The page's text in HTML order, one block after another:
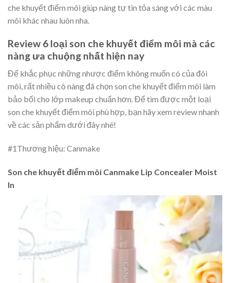
che khuyết điểm môi giúp nàng tự tin tỏa sáng với các màu
môi khác nhau luôn nha.
Review 6 loại son che khuyết điểm môi mà các
nàng ưa chuộng nhất hiện nay
Để khắc phục những nhược điểm không muốn có của đôi
môi, rất nhiều cô nàng đã chọn son che khuyết điểm môi làm
bảo bối cho lớp makeup chuẩn hơn. Để tìm được một loại
son che khuyết điểm môi phù hợp, bạn hãy xem review nhanh
về các sản phẩm dưới đây nhé!
#1Thương hiệu: Canmake
Son che khuyết điểm môi Canmake Lip Concealer Moist
In